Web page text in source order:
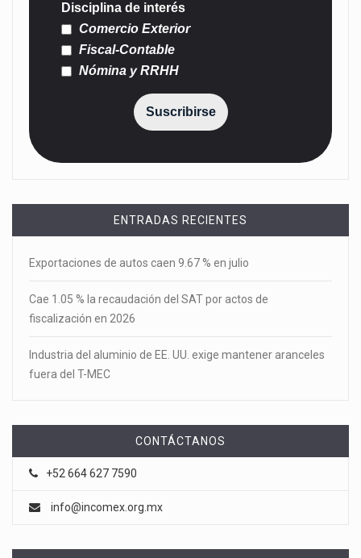
Disciplina de interés
Comercio Exterior
Fiscal-Contable
Nómina y RRHH
Suscribirse
ENTRADAS RECIENTES
Exportaciones de autos caen 9.67 % en julio
Cae 1.05 % la recaudación del SAT por actos de
fiscalización en 2026
Industria del aluminio de EE. UU. exige mantener aranceles
fuera del T-MEC
CONTÁCTANOS
+52 664 627 7590
info@incomex.org.mx